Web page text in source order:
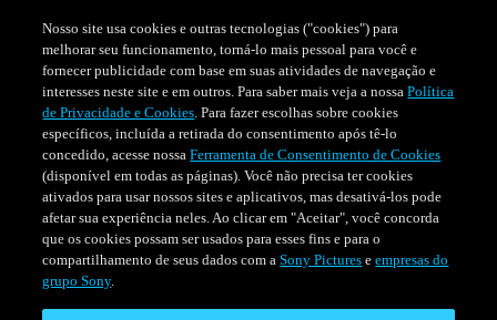
SÉRIESPROGRAMAÇÃO
Nosso site usa cookies e outras tecnologias ("cookies") para
melhorar seu funcionamento, torná-lo mais pessoal para você e
fornecer publicidade com base em suas atividades de navegação e
interesses neste site e em outros. Para saber mais veja a nossaPolítica
de Privacidade e Cookies. Para fazer escolhas sobre cookies
específicos, incluída a retirada do consentimento após tê-lo
concedido, acesse nossaFerramenta de Consentimento de Cookies
(disponível em todas as páginas). Você não precisa ter cookies
ativados para usar nossos sites e aplicativos, mas desativá-los pode
afetar sua experiência neles. Ao clicar em "Aceitar", você concorda
que os cookies possam ser usados para esses fins e para o
compartilhamento de seus dados com aSony Pictures eempresas do
grupo Sony.